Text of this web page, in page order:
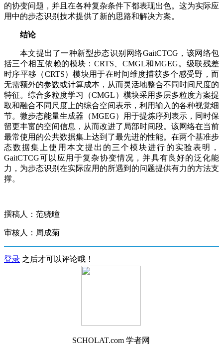
的协变问题，并且在各种复杂条件下都表现出色。这为实际应
用中的步态识别技术提供了新的思路和解决方案。
结论
本文提出了一种新型步态识别网络GaitCTCG，该网络包
括三个相互依赖的模块：CRTS、CMGL和MGEG。级联残差
时序平移（CRTS）模块用于在时间维度捕获多个感受野，而
无需额外的参数或计算成本，从而灵活地整合不同时间尺度的
特征。综合多粒度学习（CMGL）模块采用多层多粒度方案提
取和融合不同尺度上的综合空间表示，利用输入的各种视觉细
节。微步态能量生成器（MGEG）用于提炼序列表示，同时保
留更丰富的空间信息，从而改进了局部时间段。该网络在当前
最常使用的公共数据集上达到了最先进的性能。在两个基准步
态数据集上使用本文提出的三个模块进行的实验表明，
GaitCTCG可以应用于复杂协变情况，并具有良好的泛化能
力，为步态识别在实际应用的所遇到的问题提供有力的方法支
撑。
撰稿人：范骁曈
审核人：周成菊
登录 之后才可以评论哦！
SCHOLAT.com 学者网